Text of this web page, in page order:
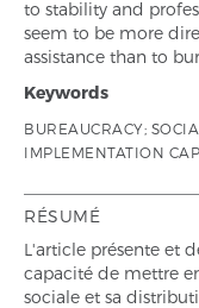
to stability and
seem to be more
assistance than to
Keywords
BUREAUCRACY;
IMPLEMENTATION
RÉSUMÉ
L'article présente et
capacité de mettre
sociale et sa